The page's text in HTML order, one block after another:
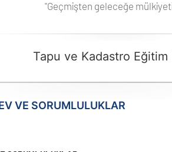
"Geçmişten geleceğe
Tapu ve Kadastro
VE SORUMLULUKLAR